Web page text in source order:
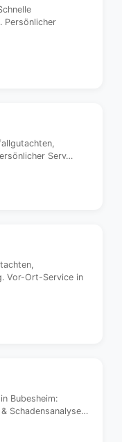
Persönlicher
Serv…
Vor-Ort-Service in
Bubesheim:
Schadensanalyse…